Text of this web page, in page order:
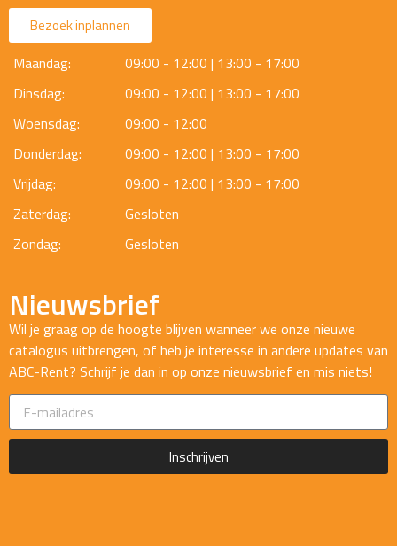
Bezoek inplannen
Maandag:
09:00 - 12:00 | 13:00 - 17:00
Dinsdag:
09:00 - 12:00 | 13:00 - 17:00
Woensdag:
09:00 - 12:00
Donderdag:
09:00 - 12:00 | 13:00 - 17:00
Vrijdag:
09:00 - 12:00 | 13:00 - 17:00
Zaterdag:
Gesloten
Zondag:
Gesloten
Nieuwsbrief
Wil je graag op de hoogte blijven wanneer we onze nieuwe
catalogus uitbrengen, of heb je interesse in andere updates van
ABC-Rent? Schrijf je dan in op onze nieuwsbrief en mis niets!
Inschrijven